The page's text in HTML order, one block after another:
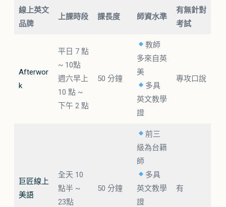
線上英文
品牌
上課時段 課長度 師資水準
有無針對
考試
Afterwor
k
平日 7 點
~ 10點
週六早上
10 點 ~
下午 2 點
50 分鐘
教師
多來自英
美
多具
英文教學
證
專攻口說
巨匠線上
美語
全天 10
點半 ~
23點
50 分鐘
前三
級為台籍
師
多具
英文教學
證
有